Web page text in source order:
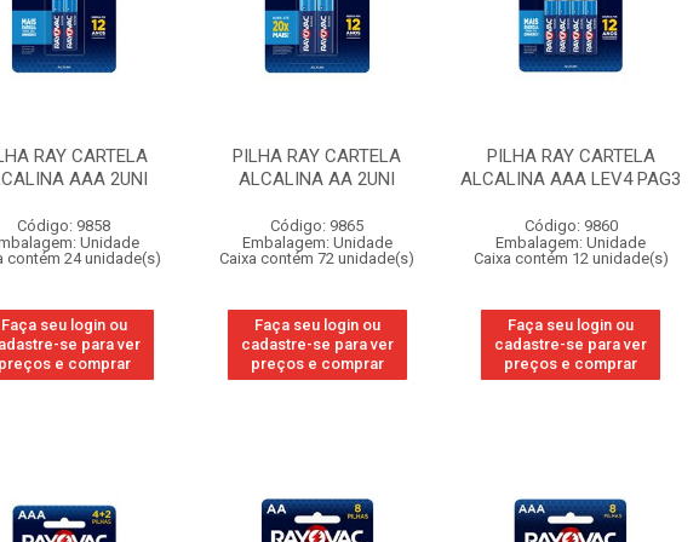
RAY CARTELA
AAA 2UNI
Código: 9858
Unidade
contém 24 unidade(s)
Faça seu login ou
se para ver
preços e comprar
PILHA RAY CARTELA
ALCALINA AA 2UNI
Código: 9865
Embalagem: Unidade
Caixa contém 72 unidade(s)
Faça seu login ou
cadastre-se para ver
preços e comprar
PILHA RAY CARTELA
ALCALINA AAA LEV4 PAG3
Código: 9860
Embalagem: Unidade
Caixa contém 12 unidade(s)
Faça seu login ou
cadastre-se para ver
preços e comprar